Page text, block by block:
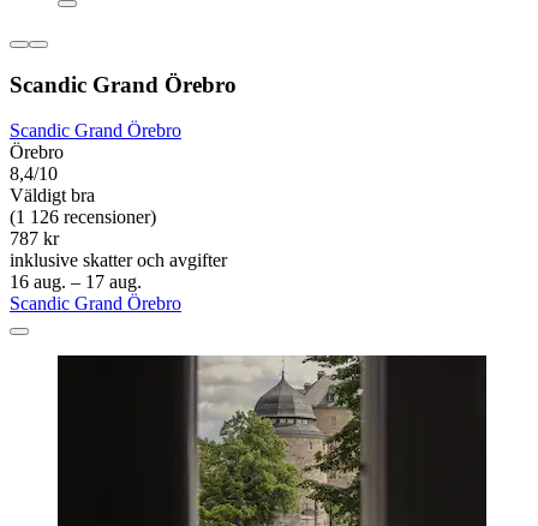
Scandic Grand Örebro
Scandic Grand Örebro
Örebro
8,4/10
Väldigt bra
(1 126 recensioner)
787 kr
inklusive skatter och avgifter
16 aug. – 17 aug.
Scandic Grand Örebro